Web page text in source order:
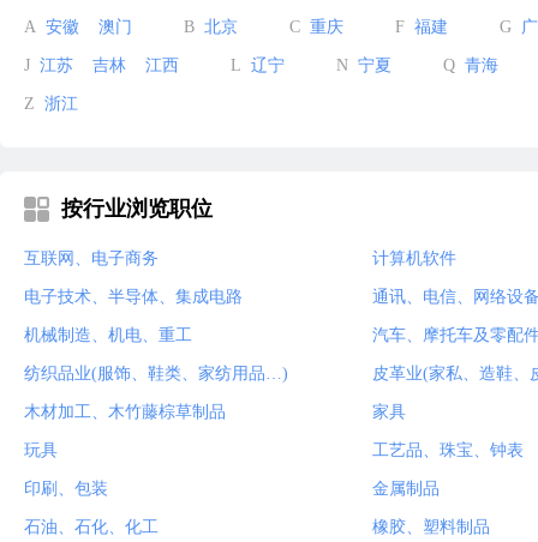
A 安徽 澳门 B 北京 C 重庆 F 福建 G
J 江苏 吉林 江西 L 辽宁 N 宁夏 Q 青海
Z 浙江
按行业浏览职位
互联网、电子商务 计算机软件
电子技术、半导体、集成电路 通讯、电信、网络设
机械制造、机电、重工 汽车、摩托车及零配
纺织品业(服饰、鞋类、家纺用品…) 皮革业(家私、造鞋
木材加工、木竹藤棕草制品 家具
玩具 工艺品、珠宝、钟表
印刷、包装 金属制品
石油、石化、化工 橡胶、塑料制品